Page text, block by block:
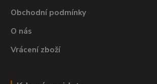
Obchodní podmínky
O nás
Vrácení zboží